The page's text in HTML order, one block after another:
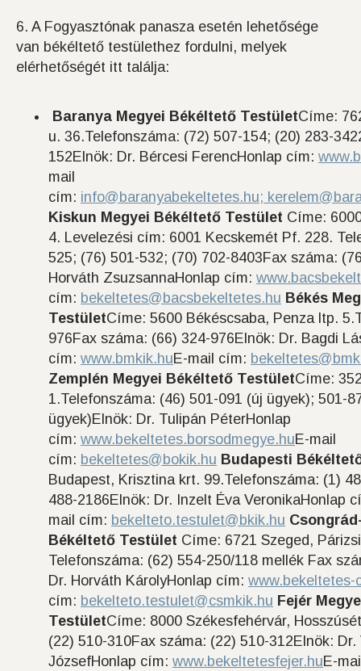
6. A Fogyasztónak panasza esetén lehetősége
van békéltető testülethez fordulni, melyek
elérhetőségét itt találja:
Baranya Megyei Békéltető TestületCíme:
u. 36.Telefonszáma: (72) 507-154; (20) 283-
152Elnök: Dr. Bércesi FerencHonlap cím:
mail
cím: info@baranyabekeltetes.hu;
Kiskun Megyei Békéltető Testület Címe:
4. Levelezési cím: 6001 Kecskemét Pf. 228.
525; (76) 501-532; (70) 702-8403Fax száma:
Horváth ZsuzsannaHonlap cím:
cím: bekeltetes@bacsbekeltetes.hu Békés
TestületCíme: 5600 Békéscsaba, Penza ltp.
976Fax száma: (66) 324-976Elnök: Dr. Bagdi
cím: www.bmkik.huE-mail cím:
Zemplén Megyei Békéltető TestületCíme:
1.Telefonszáma: (46) 501-091 (új ügyek); 501-
ügyek)Elnök: Dr. Tulipán PéterHonlap
cím: www.bekeltetes.borsodmegye.huE-mail
cím: bekeltetes@bokik.hu Budapesti
Budapest, Krisztina krt. 99.Telefonszáma: (1)
488-2186Elnök: Dr. Inzelt Éva VeronikaHonlap
mail cím: bekelteto.testulet@bkik.hu
Békéltető Testület Címe: 6721 Szeged,
Telefonszáma: (62) 554-250/118 mellék Fax
Dr. Horváth KárolyHonlap cím: www.bekeltetes-
cím: bekelteto.testulet@csmkik.hu Fejér
TestületCíme: 8000 Székesfehérvár,
(22) 510-310Fax száma: (22) 510-312Elnök: Dr.
JózsefHonlap cím: www.bekeltetesfejer.huE-